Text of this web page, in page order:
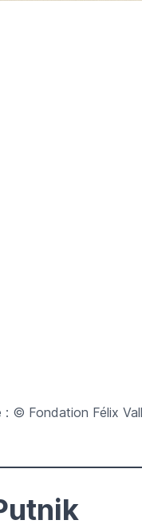
: © Fondation Félix